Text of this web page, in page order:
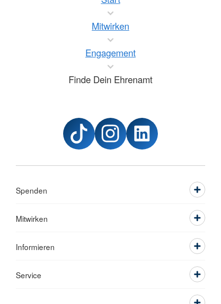
Mitwirken
Engagement
Finde Dein Ehrenamt
Spenden
Mitwirken
Informieren
Service